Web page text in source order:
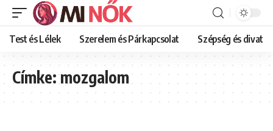
Test és Lélek Szerelem és Párkapcsolat Szépség és divat
Címke:mozgalom